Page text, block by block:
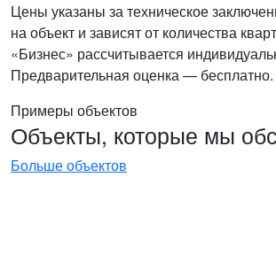
Цены указаны за техническое
на объект и зависят от количества
«Бизнес» рассчитывается
Предварительная оценка — бесплатно.
Примеры объектов
Объекты, которые мы
Больше объектов